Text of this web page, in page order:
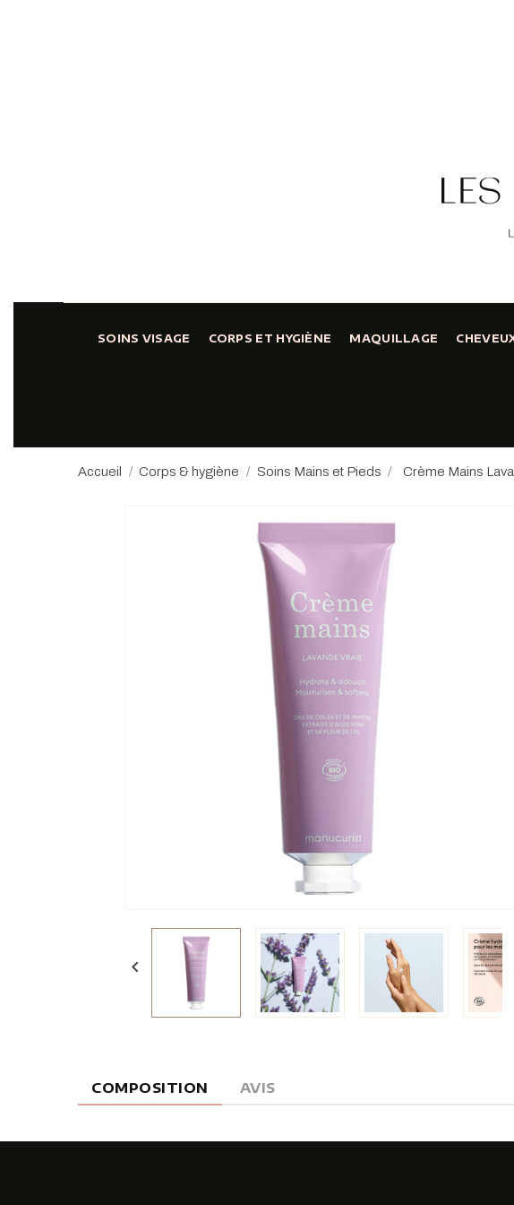
SOINS VISAGE CORPS ET HYGIÈNE MAQUILLAGE
Accueil Corps & hygiène Soins Mains et Pieds Crème Mains

COMPOSITION AVIS